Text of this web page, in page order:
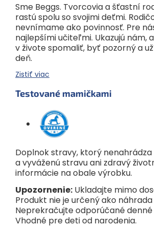
Sme Beggs. Tvorcovia a šťastní
rastú spolu so svojimi deťmi.
nevnímame ako povinnosť. Pre
najlepšími učiteľmi. Ukazujú nám,
v živote spomaliť, byť pozorný a
deň.
Zistiť viac
Testované mamičkami
Doplnok stravy, ktorý
a vyváženú stravu ani zdravý
informácie na obale výrobku.
Upozornenie: Ukladajte mimo
Produkt nie je určený ako
Neprekračujte odporúčané denné
Vhodné pre deti od narodenia.